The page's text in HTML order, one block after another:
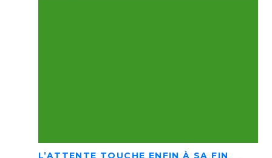
L’ATTENTE TOUCHE ENFIN À SA FIN